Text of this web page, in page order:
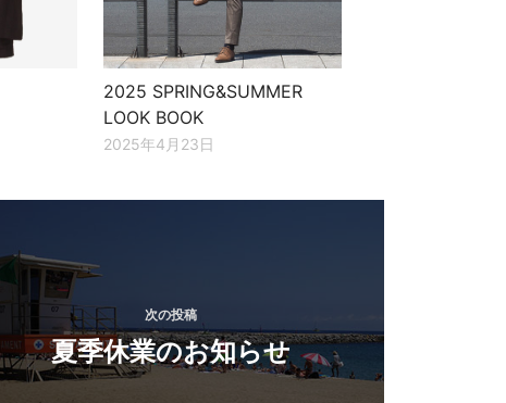
2025 SPRING&SUMMER
LOOK BOOK
2025年4月23日
次の投稿
夏季休業のお知らせ